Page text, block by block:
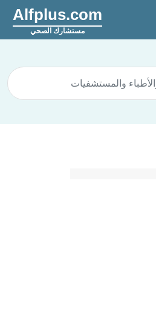
Alfplus.com
مستشارك الصحي